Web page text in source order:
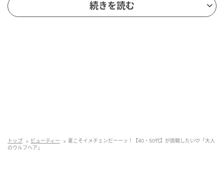
抜け感のある雰囲気に仕上がります。長さを変えすぎ
続きを読む
トップ ビューティー
夏こそイメチェンだーーッ！【40・50代】が挑戦したい♡「大人
のウルフヘア」